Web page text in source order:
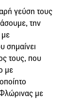
γεύση τους
την
σημαίνει
τους, που
με
με